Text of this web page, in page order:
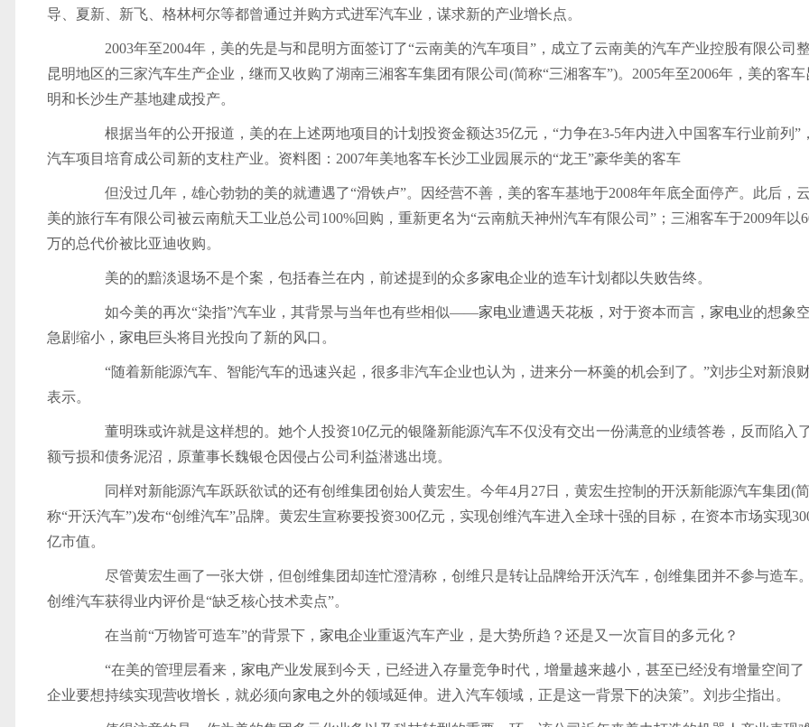
导、夏新、新飞、格林柯尔等都曾通过并购方式进军汽车业，谋求新的产业增长点。
2003年至2004年，美的先是与和昆明方面签订了“云南美的汽车项目”，成立了云南美的汽车产业控股有限公司
昆明地区的三家汽车生产企业，继而又收购了湖南三湘客车集团有限公司(简称“三湘客车”)。2005年至2006年，美的客车
明和长沙生产基地建成投产。
根据当年的公开报道，美的在上述两地项目的计划投资金额达35亿元，“力争在3-5年内进入中国客车行业前列”
汽车项目培育成公司新的支柱产业。资料图：2007年美地客车长沙工业园展示的“龙王”豪华美的客车
但没过几年，雄心勃勃的美的就遭遇了“滑铁卢”。因经营不善，美的客车基地于2008年年底全面停产。此后，
美的旅行车有限公司被云南航天工业总公司100%回购，重新更名为“云南航天神州汽车有限公司”；三湘客车于2009年以
万的总代价被比亚迪收购。
美的的黯淡退场不是个案，包括春兰在内，前述提到的众多家电企业的造车计划都以失败告终。
如今美的再次“染指”汽车业，其背景与当年也有些相似——家电业遭遇天花板，对于资本而言， 家电业的想象
急剧缩小， 家电巨头将目光投向了新的风口。
“随着新能源汽车、智能汽车的迅速兴起，很多非汽车企业也认为，进来分一杯羹的机会到了。”刘步尘对新浪
表示。
董明珠或许就是这样想的。她个人投资10亿元的银隆新能源汽车不仅没有交出一份满意的业绩答卷，反而陷入
额亏损和债务泥沼，原董事长魏银仓因侵占公司利益潜逃出境。
同样对新能源汽车跃跃欲试的还有创维集团创始人黄宏生。今年4月27日，黄宏生控制的开沃新能源汽车集团(简
称“开沃汽车”)发布“创维汽车”品牌。黄宏生宣称要投资300亿元，实现创维汽车进入全球十强的目标，在资本市场实现
亿市值。
尽管黄宏生画了一张大饼，但创维集团却连忙澄清称，创维只是转让品牌给开沃汽车，创维集团并不参与造车
创维汽车获得业内评价是“缺乏核心技术卖点”。
在当前“万物皆可造车”的背景下， 家电企业重返汽车产业，是大势所趋？还是又一次盲目的多元化？
“在美的管理层看来， 家电产业发展到今天，已经进入存量竞争时代，增量越来越小，甚至已经没有增量空间了
企业要想持续实现营收增长，就必须向家电之外的领域延伸。进入汽车领域，正是这一背景下的决策”。刘步尘指出。